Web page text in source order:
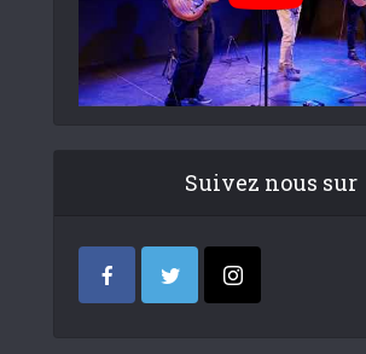
Suivez nous sur